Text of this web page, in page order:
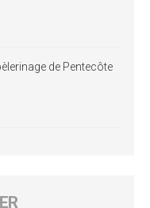
de Pentecôte